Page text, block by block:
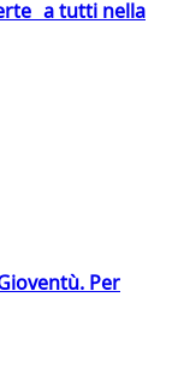
a tutti nella
Per